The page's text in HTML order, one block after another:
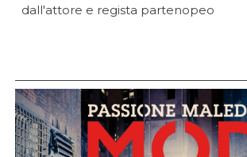
dall'attore e regista partenopeo